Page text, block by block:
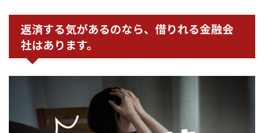
返済する気があるのなら、借りれる金融会
社はあります。